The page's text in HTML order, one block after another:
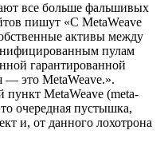
все больше фальшивых
пишут «С MetaWeave
активы между
пулам
гарантированной
— это MetaWeave.».
MetaWeave (meta-
очередная пустышка,
и, от данного лохотрона